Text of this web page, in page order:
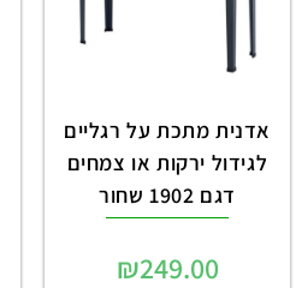
אדנית מתכת על רגליים
לגידול ירקות או צמחים
דגם 1902 שחור
₪249.00